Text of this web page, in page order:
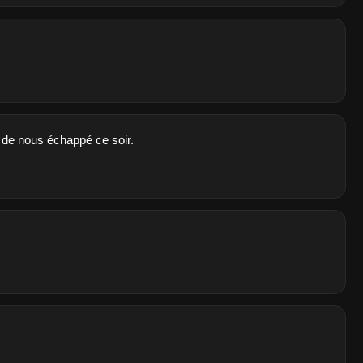
nous échappé ce soir.